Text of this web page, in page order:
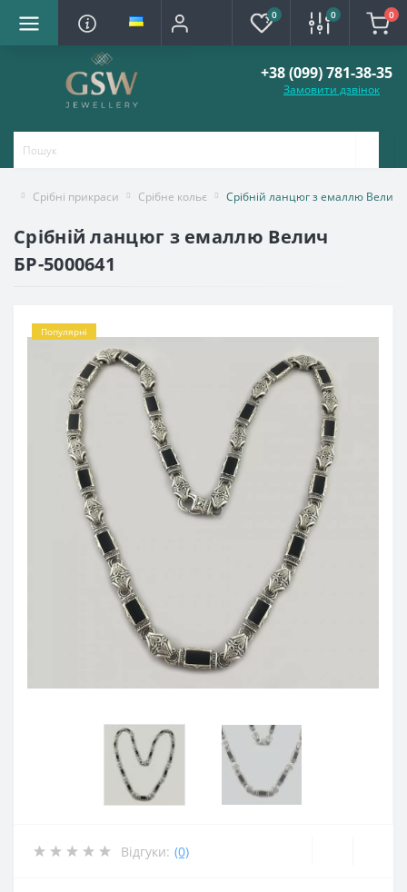
0 0 0
+38 (099) 781-38-35
Замовити дзвінок
Срібні прикраси Срібне кольє Срібній ланцюг з емаллю Велич
Срібній ланцюг з емаллю Велич
БР-5000641
Популярні
Відгуки: (0)